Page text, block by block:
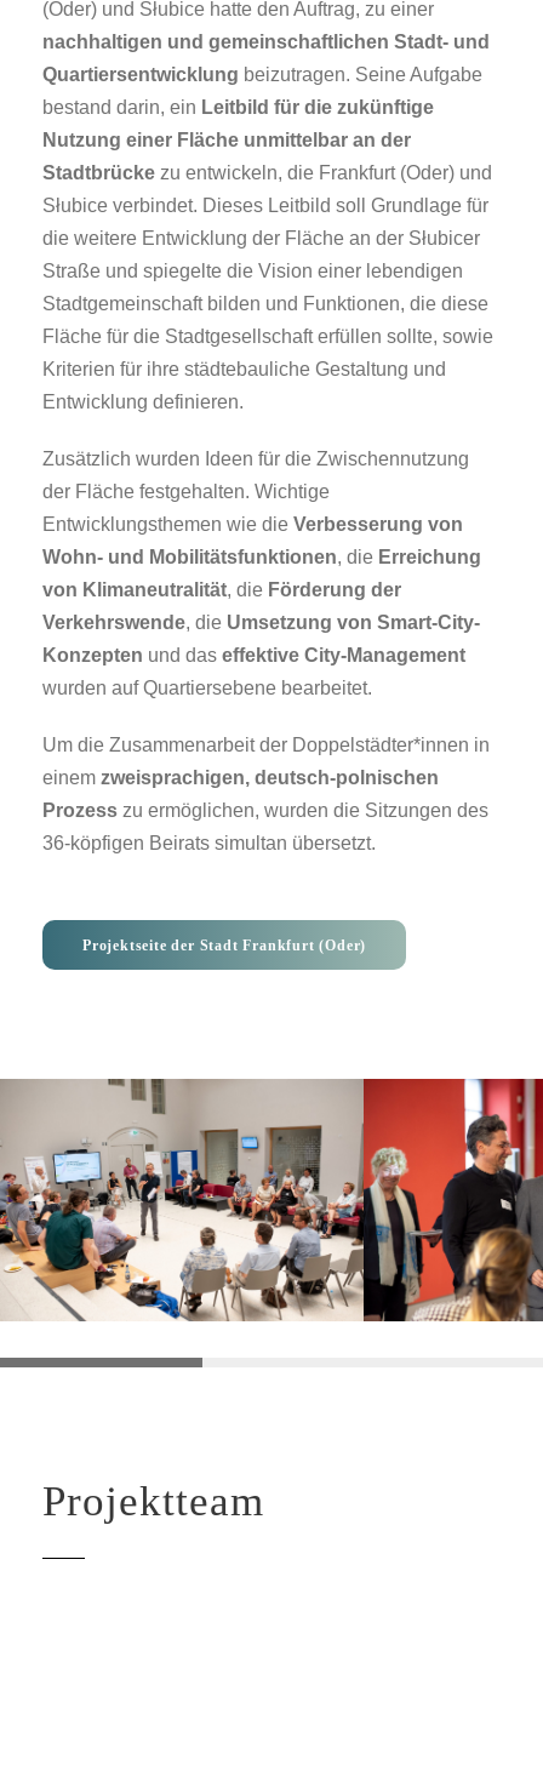
(Oder) und Słubice hatte den Auftrag, zu einer
nachhaltigen und gemeinschaftlichen Stadt- und
Quartiersentwicklung beizutragen. Seine Aufgabe
bestand darin, ein Leitbild für die zukünftige
Nutzung einer Fläche unmittelbar an der
Stadtbrücke zu entwickeln, die Frankfurt (Oder) und
Słubice verbindet. Dieses Leitbild soll Grundlage für
die weitere Entwicklung der Fläche an der Słubicer
Straße und spiegelte die Vision einer lebendigen
Stadtgemeinschaft bilden und Funktionen, die diese
Fläche für die Stadtgesellschaft erfüllen sollte, sowie
Kriterien für ihre städtebauliche Gestaltung und
Entwicklung definieren.
Zusätzlich wurden Ideen für die Zwischennutzung
der Fläche festgehalten. Wichtige
Entwicklungsthemen wie die Verbesserung von
Wohn- und Mobilitätsfunktionen, die Erreichung
von Klimaneutralität, die Förderung der
Verkehrswende, die Umsetzung von Smart-City-
Konzepten und das effektive City-Management
wurden auf Quartiersebene bearbeitet.
Um die Zusammenarbeit der Doppelstädter*innen in
einem zweisprachigen, deutsch-polnischen
Prozess zu ermöglichen, wurden die Sitzungen des
36-köpfigen Beirats simultan übersetzt.
Projektseite der Stadt Frankfurt (Oder)
Projektteam